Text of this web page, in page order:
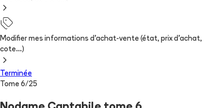
Modifier mes informations d'achat-vente (état, prix d'achat,
cote...)
Terminée
Tome 6/25